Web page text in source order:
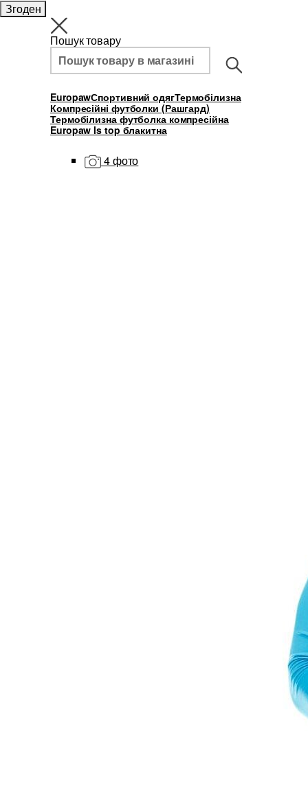
Згоден
Пошук товару
EuropawСпортивний одягТермобілизна
Компресійні футболки (Рашгард)
Термобілизна футболка компресійна
Europaw ls top блакитна
4 фото